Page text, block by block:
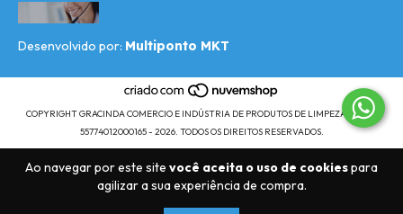
Ao navegar por este site você aceita o uso de cookiespara
agilizar a sua experiência de compra.
Desenvolvido por: Multiponto MKT
COPYRIGHT GRACINDA COMERCIO E INDÚSTRIA DE PRODUTOS DE LIMPEZA LTDA -
55774012000165 - 2026. TODOS OS DIREITOS RESERVADOS.